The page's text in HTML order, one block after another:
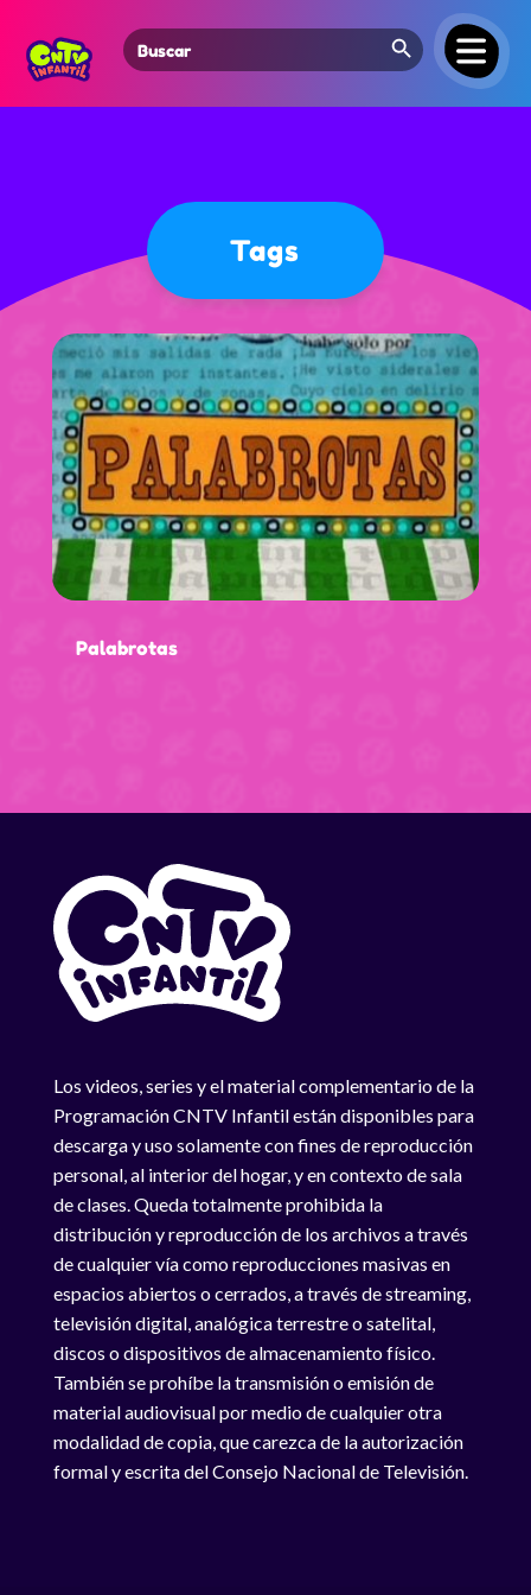
Search
for:
Search Button
Tags
Palabrotas
Los videos, series y el material complementario de la
Programación CNTV Infantil están disponibles para
descarga y uso solamente con fines de reproducción
personal, al interior del hogar, y en contexto de sala
de clases. Queda totalmente prohibida la
distribución y reproducción de los archivos a través
de cualquier vía como reproducciones masivas en
espacios abiertos o cerrados, a través de streaming,
televisión digital, analógica terrestre o satelital,
discos o dispositivos de almacenamiento físico.
También se prohíbe la transmisión o emisión de
material audiovisual por medio de cualquier otra
modalidad de copia, que carezca de la autorización
formal y escrita del Consejo Nacional de Televisión.